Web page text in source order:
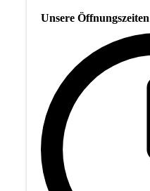
Unsere Öffnungszeiten